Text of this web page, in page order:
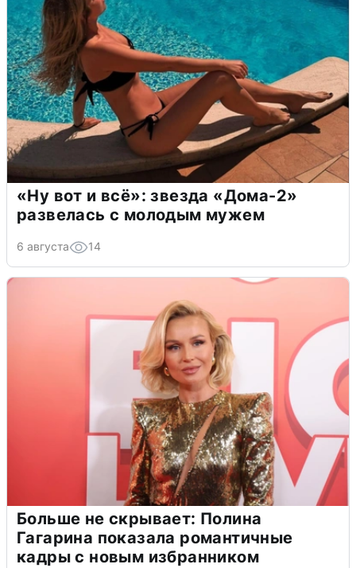
«Ну вот и всё»: звезда «Дома-2»
развелась с молодым мужем
6 августа 14
Больше не скрывает: Полина
Гагарина показала романтичные
кадры с новым избранником